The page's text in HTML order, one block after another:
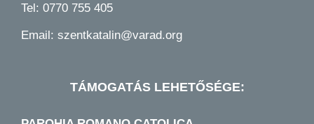
Tel: 0770 755 405
Email: szentkatalin@varad.org
TÁMOGATÁS LEHETŐSÉGE: